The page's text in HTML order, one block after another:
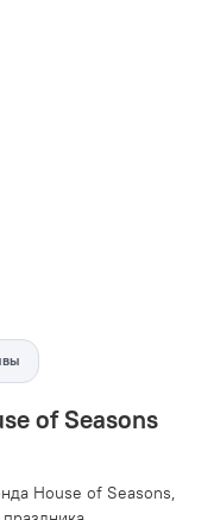
of Seasons
House of Seasons,